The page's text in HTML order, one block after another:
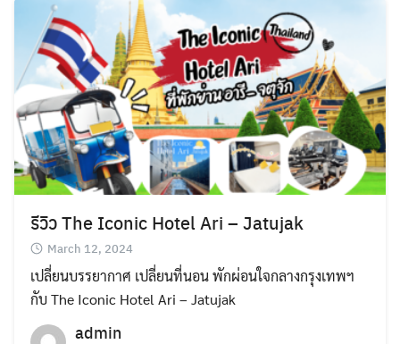
รีวิว The Iconic Hotel Ari – Jatujak
March 12, 2024
เปลี่ยนบรรยากาศ เปลี่ยนที่นอน พักผ่อนใจกลางกรุงเทพฯ
กับ The Iconic Hotel Ari – Jatujak
admin